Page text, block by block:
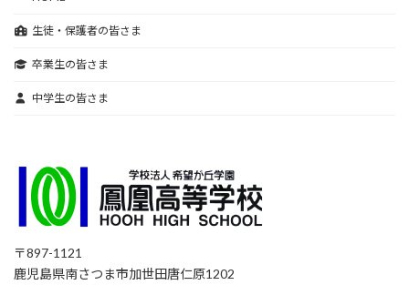
生徒・保護者の皆さま
卒業生の皆さま
中学生の皆さま
〒897-1121
鹿児島県南さつま市加世田唐仁原1202